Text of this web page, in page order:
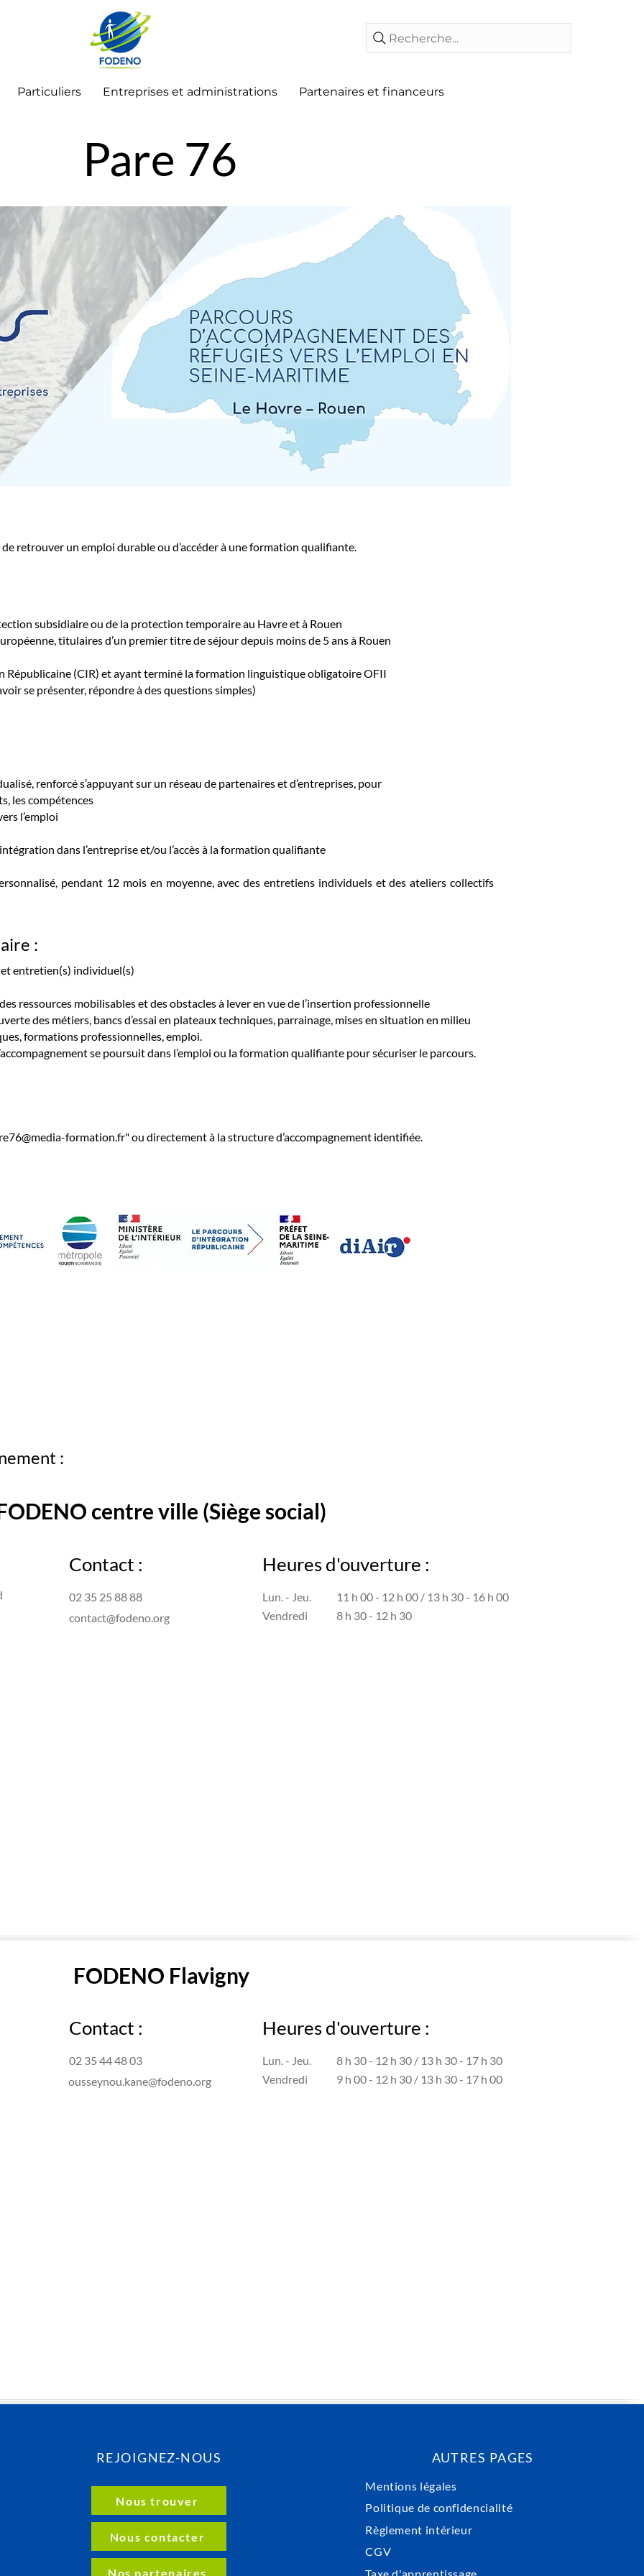
Recherche...
Particuliers Entreprises et administrations Partenaires et financeurs
Pare 76
retrouver un emploi durable ou d’accéder à une formation qualifiante.
subsidiaire ou de la protection temporaire au Havre et à Rouen
titulaires d’un premier titre de séjour depuis moins de 5 ans à Rouen
Républicaine (CIR) et ayant terminé la formation linguistique obligatoire OFII
se présenter, répondre à des questions simples)
renforcé s’appuyant sur un réseau de partenaires et d’entreprises, pour
les compétences
l’emploi
dans l’entreprise et/ou l’accès à la formation qualifiante
pendant 12 mois en moyenne, avec des entretiens individuels et des ateliers collectifs
:
entretien(s) individuel(s)
ressources mobilisables et des obstacles à lever en vue de l’insertion professionnelle
des métiers, bancs d’essai en plateaux techniques, parrainage, mises en situation en milieu
formations professionnelles, emploi.
se poursuit dans l’emploi ou la formation qualifiante pour sécuriser le parcours.
formation.fr" ou directement à la structure d’accompagnement identifiée.
:
centre ville (Siège social)
Contact : Heures d'ouverture :
02 35 25 88 88
contact@fodeno.org
Lun. - Jeu.
11 h 00 - 12 h 00 / 13 h 30 - 16 h 00
Vendredi
8 h 30 - 12 h 30
FODENO Flavigny
Contact : Heures d'ouverture :
02 35 44 48 03
ousseynou.kane@fodeno.org
Lun. - Jeu.
8 h 30 - 12 h 30 / 13 h 30 - 17 h 30
Vendredi
9 h 00 - 12 h 30 / 13 h 30 - 17 h 00
REJOIGNEZ-NOUS
Nous trouver
Nous contacter
Nos partenaires
AUTRES PAGES
Mentions légales
Politique de confidencialité
Règlement intérieur
CGV